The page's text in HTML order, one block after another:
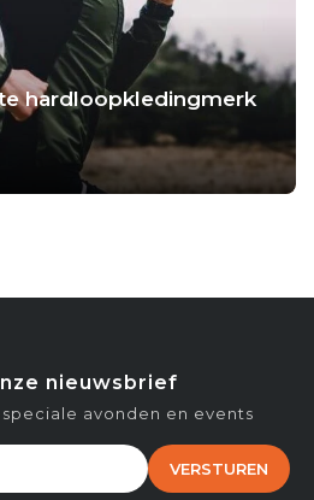
hardloopkledingmerk
nieuwsbrief
avonden en events
VERSTUREN